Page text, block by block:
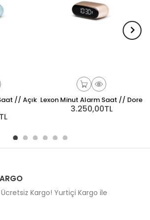
// Açık Lexon Minut Alarm Saat // Dore
3.250,00TL
Ücretsiz Kargo! Yurtiçi Kargo ile